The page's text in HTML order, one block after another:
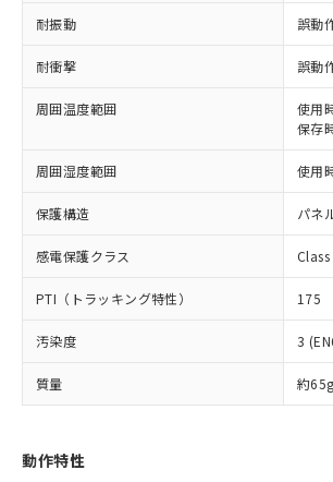
耐振動 誤動
耐衝撃 誤動
周囲温度範囲
使用
保存
周囲湿度範囲 使用
保護構造 パネ
感電保護クラス Class
PTI（トラッキング特性） 175
汚染度 3
質量 約65g
動作特性
記載している更新日時点での
タに基づき作成されるもの
覧された時点での実際の在
準価格とは異なる場合があ
正式な納期状況および標準
様のお取引先、またはお客
ムロン制御機器販売店・当
オムロン制御機器販売店や
販売ネットワーク
ください。
在庫状況および標準価格結果
事前の承諾なく第三者に漏洩
示しないようお願いします。
マイパーツ機能（部品リス
ビス）をご利用いただくに
メンバーズにご登録されて
鉛(Pb) 1000ppm以下、 水銀(Hg) 1000ppm
六価クロム(Cr(Ⅵ)) 1000ppm以下、ポリ臭
類(PBB) 1000ppm以下、ポリ臭化ジフェニ
(PBDE) 1000ppm以下、フタル酸ビス(2-エ
ル) (DEHP)(別名：DOP) 1000ppm以下、
ルベンジル（BBP） 1000ppm以下、フタ
（DBP） 1000ppm以下、フタル酸ジイソ
(DIBP) 1000ppm以下
但し、RoHS指令で産業用監視および制御
適用除外項目は除く。
フタル酸エステル類の４物質については閾
図的な使用がないことを確認しています。
※2 対応予定月
部品在庫の切り替え状況などによ
月が前後することがあります。
*中国RoHS10物質の基準値 (GB/T26572)：
Pb(鉛) :1000ppm、 Hg(水銀) : 1000ppm、
Cr(Ⅵ)(六価クロム) : 1000ppm、 PBBs(ポ
ニル類) : 1000ppm、 PBDEs(ポリ臭化ジフ
ル) : 1000ppm、
DEHP(フタル酸ビス(2-エチルヘキシル)) :
※2 環境保護使用期限
「ｅ」：有害物質（10物質）のす
準値以下であることを示します。
「10」：通常の使用状況下にお
質が外部に漏えいし、環境に深刻
及ぼさない年数を意味します。
（以下｢規制貨物等」という
または国外への提供する場
国政府の輸出許可(または役
可)を取得するなどの必要な
当社は規制貨物を破棄する
全に破砕するなど、違法に
いよう必要な手段を講じま
当社は貴社製品を、核兵器
ル、化学兵器、生物兵器ま
武器並びにこれらの製造装
使用いたしません。
当社は、貴社製品を第三者
場合は、上記1、2および3の
該第三者に通知します。ま
販売先および販売に係わる
法に輸出するおそれがある場
り引きをいたしません。
○ 一定数以上の在庫あり
△ 一定数には満たないが
在庫なし(最新の在庫状
いては、お客様のお取
たはお客様担当のオムロ
機器販売店・当社販売
認ください)
受注生産機種、また在
情報を公開していない機